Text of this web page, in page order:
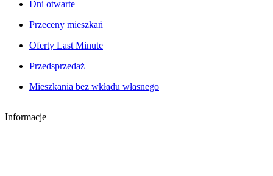
Dni otwarte
Przeceny mieszkań
Oferty Last Minute
Przedsprzedaż
Mieszkania bez wkładu własnego
Informacje